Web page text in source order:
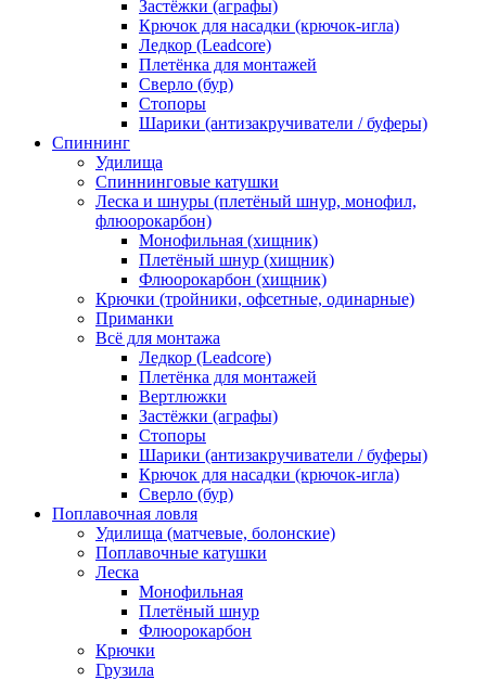
Застёжки (аграфы)
Крючок для насадки (крючок-игла)
Ледкор (Leadcore)
Плетёнка для монтажей
Сверло (бур)
Стопоры
Шарики (антизакручиватели / буферы)
Спиннинг
Удилища
Спиннинговые катушки
Леска и шнуры (плетёный шнур, монофил,
флюорокарбон)
Монофильная (хищник)
Плетёный шнур (хищник)
Флюорокарбон (хищник)
Крючки (тройники, офсетные, одинарные)
Приманки
Всё для монтажа
Ледкор (Leadcore)
Плетёнка для монтажей
Вертлюжки
Застёжки (аграфы)
Стопоры
Шарики (антизакручиватели / буферы)
Крючок для насадки (крючок-игла)
Сверло (бур)
Поплавочная ловля
Удилища (матчевые, болонские)
Поплавочные катушки
Леска
Монофильная
Плетёный шнур
Флюорокарбон
Крючки
Грузила